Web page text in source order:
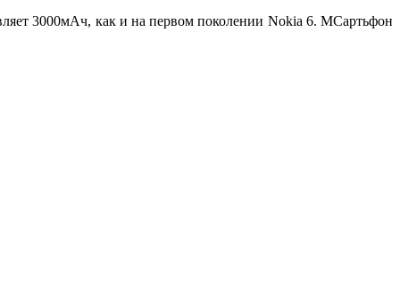
3000мАч, как и на первом поколении Nokia 6. МСартьфон